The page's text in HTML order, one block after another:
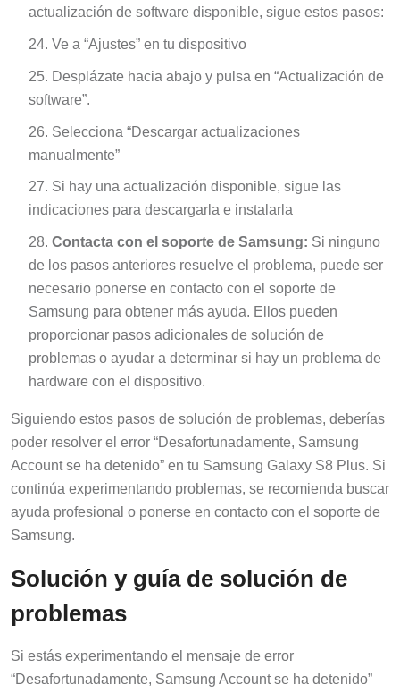
actualización de software disponible, sigue estos pasos:
Ve a “Ajustes” en tu dispositivo
Desplázate hacia abajo y pulsa en “Actualización de
software”.
Selecciona “Descargar actualizaciones
manualmente”
Si hay una actualización disponible, sigue las
indicaciones para descargarla e instalarla
Contacta con el soporte de Samsung: Si ninguno
de los pasos anteriores resuelve el problema, puede ser
necesario ponerse en contacto con el soporte de
Samsung para obtener más ayuda. Ellos pueden
proporcionar pasos adicionales de solución de
problemas o ayudar a determinar si hay un problema de
hardware con el dispositivo.
Siguiendo estos pasos de solución de problemas, deberías
poder resolver el error “Desafortunadamente, Samsung
Account se ha detenido” en tu Samsung Galaxy S8 Plus. Si
continúa experimentando problemas, se recomienda buscar
ayuda profesional o ponerse en contacto con el soporte de
Samsung.
Solución y guía de solución de
problemas
Si estás experimentando el mensaje de error
“Desafortunadamente, Samsung Account se ha detenido”